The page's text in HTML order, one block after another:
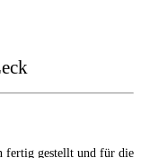
fertig gestellt und für die